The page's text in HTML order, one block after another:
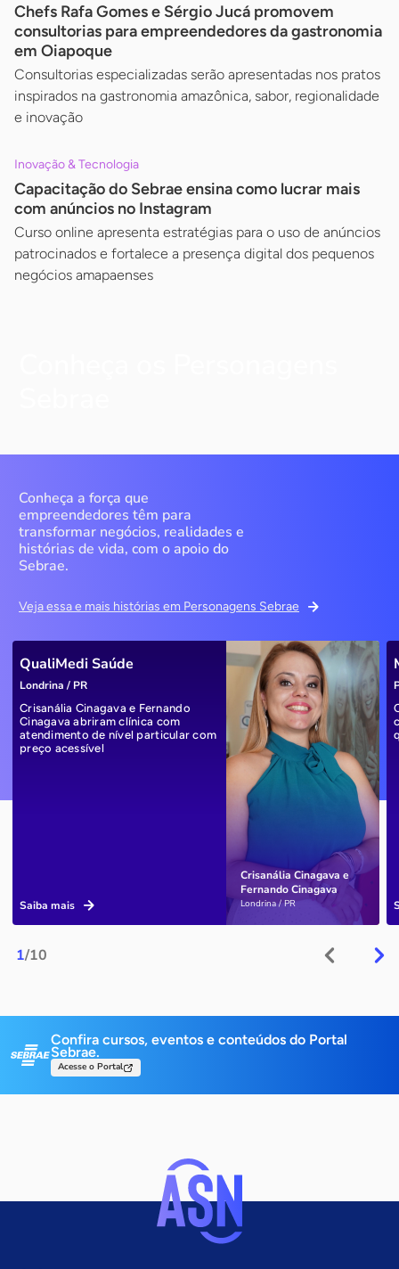
Chefs Rafa Gomes e Sérgio Jucá promovem
consultorias para empreendedores da gastronomia
em Oiapoque
Consultorias especializadas serão apresentadas nos pratos
inspirados na gastronomia amazônica, sabor, regionalidade
e inovação
Inovação & Tecnologia
Capacitação do Sebrae ensina como lucrar mais
com anúncios no Instagram
Curso online apresenta estratégias para o uso de anúncios
patrocinados e fortalece a presença digital dos pequenos
negócios amapaenses
Conheça a força que
empreendedores têm para
transformar negócios, realidades e
histórias de vida, com o apoio do
Sebrae.
Veja essa e mais histórias em Personagens Sebrae
1/10
Crisanália Cinagava e
Fernando Cinagava
Londrina / PR
QualiMedi Saúde
Londrina / PR
Crisanália Cinagava e Fernando
Cinagava abriram clínica com
atendimento de nível particular com
preço acessível
Saiba mais
Confira cursos, eventos e conteúdos do Portal
Sebrae.
Acesse o Portal